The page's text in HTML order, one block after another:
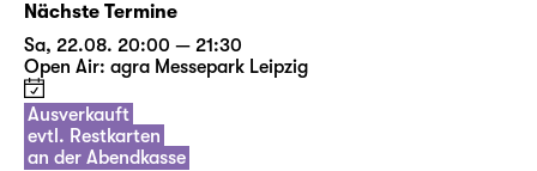
I’M EVERY WOMAN, IT’S ALL IN
ME ANYTHING YOU WANT
DONE, BABY, I’LL DO IT
NATURALLY
Nächste Termine
Sa, 22.08. 20:00 — 21:30
Open Air: agra Messepark Leipzig
Ausverkauft
evtl. Restkarten
an der Abendkasse